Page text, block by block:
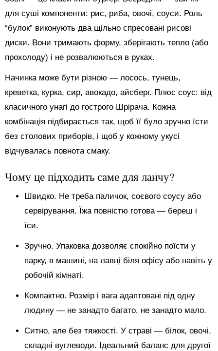
для суші компоненти: рис, риба, овочі, соуси. Роль
“булок” виконують два щільно спресовані рисові
диски. Вони тримають форму, зберігають тепло (або
прохолоду) і не розвалюються в руках.
Начинка може бути різною — лосось, тунець,
креветка, курка, сир, авокадо, айсберг. Плюс соус: від
класичного унагі до гострого Шрірача. Кожна
комбінація підбирається так, щоб її було зручно їсти
без столових приборів, і щоб у кожному укусі
відчувалась повнота смаку.
Чому це підходить саме для ланчу?
Швидко. Не треба паличок, соєвого соусу або
сервірування. Їжа повністю готова — береш і
їси.
Зручно. Упаковка дозволяє спокійно поїсти у
парку, в машині, на лавці біля офісу або навіть у
робочій кімнаті.
Компактно. Розмір і вага адаптовані під одну
людину — не занадто багато, не занадто мало.
Ситно, але без тяжкості. У страві — білок, овочі,
складні вуглеводи. Ідеальний баланс для другої